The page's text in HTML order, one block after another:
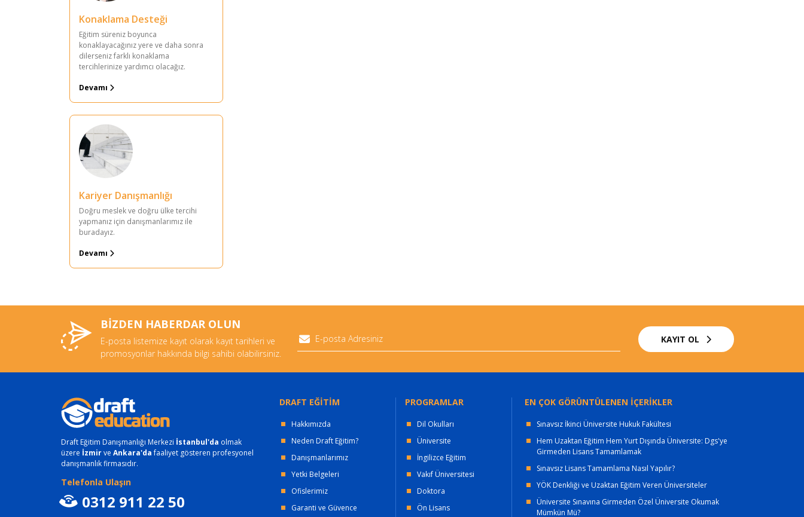
Konaklama Desteği
Eğitim süreniz boyunca
konaklayacağınız yere ve daha sonra
dilerseniz farklı konaklama
tercihlerinize yardımcı olacağız.
Devamı
Kariyer Danışmanlığı
Doğru meslek ve doğru ülke tercihi
yapmanız için danışmanlarımız ile
buradayız.
Devamı
BİZDEN HABERDAR OLUN
E-posta listemize kayıt olarak kayıt tarihleri ve
promosyonlar hakkında bilgi sahibi olabilirsiniz.
KAYIT OL
Draft Eğitim Danışmanlığı Merkezi İstanbul'da olmak
üzere İzmirve Ankara'dafaaliyet gösteren profesyonel
danışmanlık firmasıdır.
Telefonla Ulaşın
0312 911 22 50
DRAFT EĞİTİM
Hakkımızda
Neden Draft Eğitim?
Danışmanlarımız
Yetki Belgeleri
Ofislerimiz
Garanti ve Güvence
PROGRAMLAR
Dil Okulları
Üniversite
İngilizce Eğitim
Vakıf Üniversitesi
Doktora
Ön Lisans
EN ÇOK GÖRÜNTÜLENEN İÇERİKLER
Sınavsız İkinci Üniversite Hukuk Fakültesi
Hem Uzaktan Eğitim Hem Yurt Dışında Üniversite: Dgs'ye
Girmeden Lisans Tamamlamak
Sınavsız Lisans Tamamlama Nasıl Yapılır?
YÖK Denkliği ve Uzaktan Eğitim Veren Üniversiteler
Üniversite Sınavına Girmeden Özel Üniversite Okumak
Mümkün Mü?